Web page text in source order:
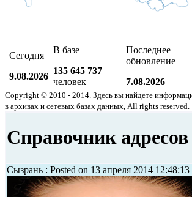
Сегодня
9.08.2026
В базе
135 645 737
человек
Последнее
обновление
7.08.2026
Copyright © 2010 - 2014. Здесь вы найдете
в архивах и сетевых базах данных, All rights reserved.
Справочник
Сызрань : Posted on 13 апреля 2014